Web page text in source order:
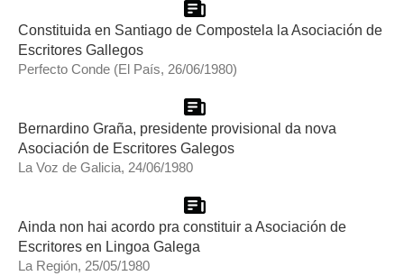
Constituida en Santiago de Compostela la Asociación de
Escritores Gallegos
Perfecto Conde (El País, 26/06/1980)
Bernardino Graña, presidente provisional da nova
Asociación de Escritores Galegos
La Voz de Galicia, 24/06/1980
Ainda non hai acordo pra constituir a Asociación de
Escritores en Lingoa Galega
La Región, 25/05/1980